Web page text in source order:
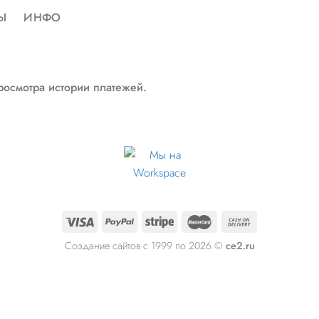
ИНФО
истории платежей.
Создание сайтов с 1999 по 2026 © ce2.ru